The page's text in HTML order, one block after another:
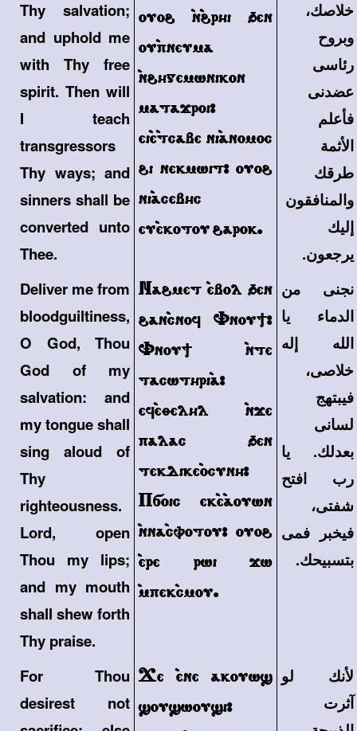
Thy salvation;
and uphold me
with Thy free
spirit. Then will
I teach
transgressors
Thy ways; and
sinners shall be
converted unto
Thee.
ouo\ `n`\rhi 'en
ou`pneuma
`n\hgemwnikon
matajroi>
ei`e`tcabe ni`anomoc
\i nekmwit> ouo\
ni`acebhc
eu`ekotou \arok.
خلاصك،
وبروح
رئاسى
عضدنى
فأعلم
الأثمة
طرقك
والمنافقون
إليك
يرجعون.
Deliver me from
bloodguiltiness,
O God, Thou
God of my
salvation: and
my tongue shall
sing aloud of
Thy
righteousness.
Lord, open
Thou my lips;
and my mouth
shall shew forth
Thy praise.
Na\met `ebol 'en
\an`cnof Vnou;>
Vnou; `nte
tacwthri`a>
ef`eqelhl `nje
palac 'en
tekdike`ocunh>
Psoic ek`e`aouwn
`nna`cvotou> ouo\
`ere rwi jw
`mpek`cmou.
نجنى من
الدماء يا
الله إله
خلاصى،
فيبتهج
لسانى
بعدلك. يا
رب افتح
شفتى،
فيخبر فمى
بتسبيحك.
For Thou
desirest not
Je `ene akouw]
]ou]wou]i>
لأنك لو
آثرت